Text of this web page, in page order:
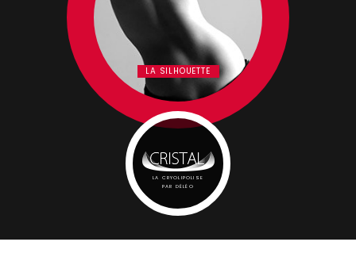
LA SILHOUETTE
LA CRYOLIPOLISE
PAR DÉLÉO